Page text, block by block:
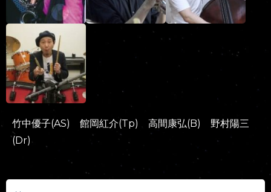
竹中優子(AS) 館岡紅介(Tp) 高間康弘(B) 野村陽三
(Dr)